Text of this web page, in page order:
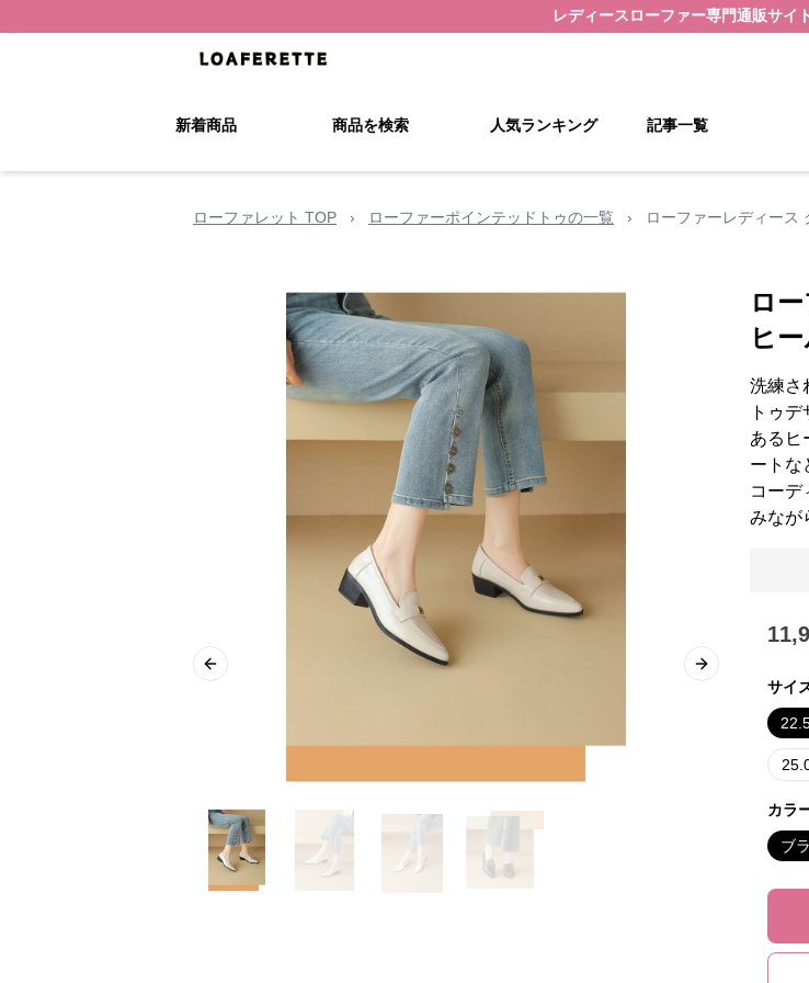
レディースローファー専門通販サイト
新着商品 商品を検索 人気ランキング 記事一覧
ローファレット TOP › ローファーポインテッドトゥの一覧 › ローファーレディース
Previous slide Next slide
ロ
ヒ
洗練さ
トゥ
あるヒ
ートな
コーデ
みなが
サイ
カラ
ブ